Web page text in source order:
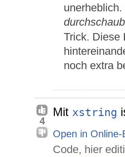
Trick. Diese
noch extra
4
Mit xstring
Open in Online-
Code, hier